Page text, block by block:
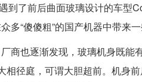
到了前后曲面玻璃设计的车型
多“傻傻粗”的国产机器中带来
商也逐渐发现，玻璃机身既
径庭，可谓大胆超前。机身